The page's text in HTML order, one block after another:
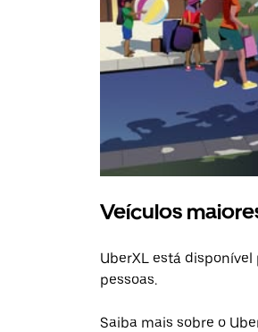
Veículos
UberXL está
pessoas.
Saiba mais sobre o